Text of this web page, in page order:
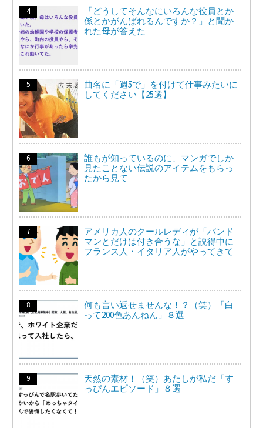
「どうしてそんなにいろんな役員とか
係とかがんばれるんですか？」と聞か
れた母が答えた
曲名に「週5で」を付けて仕事みたいに
してください【25選】
誰もが知っているのに、マンガでしか
見たことない伝説のアイテムをもらっ
たから見て
アメリカ人のクールレディが「バンド
マンとだけは付き合うな」と説得中に
フランス人・イタリア人がやってきて
何も言い返せませんな！？（笑）「白
って200色あんねん」８選
天然の素材！（笑）あたしが私だ「す
っぴんエピソード」８選